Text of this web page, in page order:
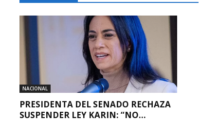
NACIONAL
PRESIDENTA DEL SENADO RECHAZA
SUSPENDER LEY KARIN: “NO...